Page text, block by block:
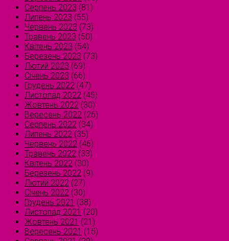
Серпень 2023 (81)
Липень 2023 (55)
Червень 2023 (73)
Травень 2023 (50)
Квітень 2023 (54)
Березень 2023 (73)
Лютий 2023 (69)
Січень 2023 (66)
Грудень 2022 (47)
Листопад 2022 (45)
Жовтень 2022 (30)
Вересень 2022 (26)
Серпень 2022 (34)
Липень 2022 (35)
Червень 2022 (46)
Травень 2022 (33)
Квітень 2022 (30)
Березень 2022 (9)
Лютий 2022 (27)
Січень 2022 (30)
Грудень 2021 (38)
Листопад 2021 (20)
Жовтень 2021 (21)
Вересень 2021 (15)